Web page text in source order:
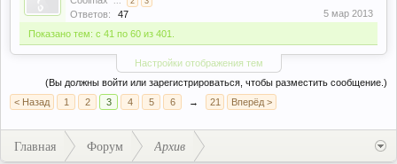
Ответов: 47
5 мар 2013
Показано тем: с 41 по 60 из 401.
Настройки отображения тем
(Вы должны войти или зарегистрироваться, чтобы разместить сообщение.)
< Назад
1 2 3 4 5 6 → 21 Вперёд >
Главная Форум Архив